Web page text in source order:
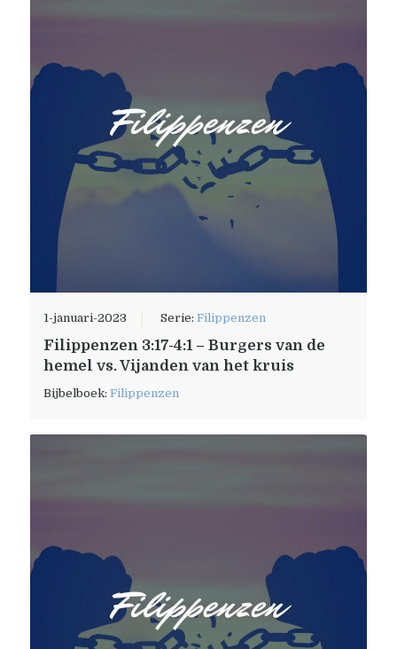
1-januari-2023 Serie:Filippenzen
Filippenzen 3:17-4:1 – Burgers van de
hemel vs. Vijanden van het kruis
Bijbelboek:Filippenzen